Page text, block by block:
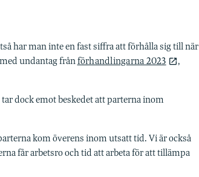
har man inte en fast siffra att förhålla sig till när
undantag frånförhandlingarna 2023
,
dock emot beskedet att parterna inom
kom överens inom utsatt tid. Vi är också
får arbetsro och tid att arbeta för att tillämpa